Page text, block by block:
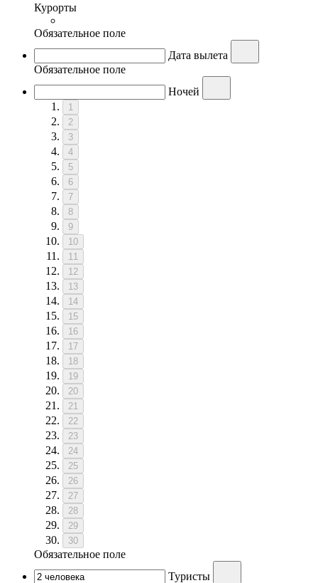
Курорты
Обязательное поле
Дата вылета
Обязательное поле
Ночей
1
2
3
4
5
6
7
8
9
10
11
12
13
14
15
16
17
18
19
20
21
22
23
24
25
26
27
28
29
30
Обязательное поле
Туристы